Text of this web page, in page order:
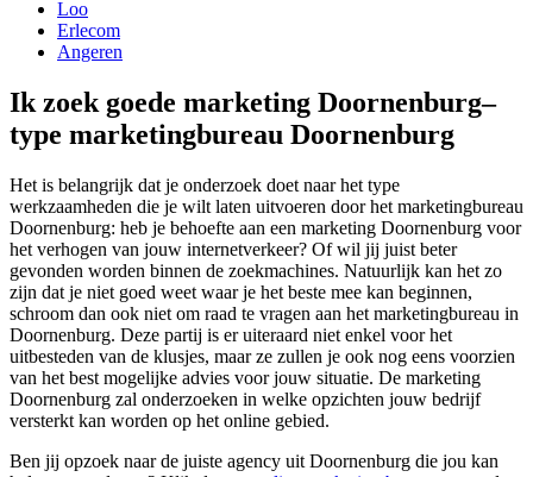
Loo
Erlecom
Angeren
Ik zoek goede marketing Doornenburg–
type marketingbureau Doornenburg
Het is belangrijk dat je onderzoek doet naar het type
werkzaamheden die je wilt laten uitvoeren door het marketingbureau
Doornenburg: heb je behoefte aan een marketing Doornenburg voor
het verhogen van jouw internetverkeer? Of wil jij juist beter
gevonden worden binnen de zoekmachines. Natuurlijk kan het zo
zijn dat je niet goed weet waar je het beste mee kan beginnen,
schroom dan ook niet om raad te vragen aan het marketingbureau in
Doornenburg. Deze partij is er uiteraard niet enkel voor het
uitbesteden van de klusjes, maar ze zullen je ook nog eens voorzien
van het best mogelijke advies voor jouw situatie. De marketing
Doornenburg zal onderzoeken in welke opzichten jouw bedrijf
versterkt kan worden op het online gebied.
Ben jij opzoek naar de juiste agency uit Doornenburg die jou kan